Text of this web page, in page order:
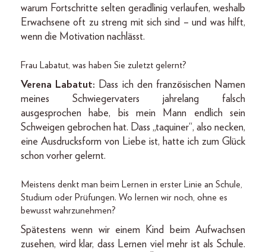
warum Fortschritte selten geradlinig verlaufen, weshalb
Erwachsene oft zu streng mit sich sind – und was hilft,
wenn die Motivation nachlässt.
Frau Labatut, was haben Sie zuletzt gelernt?
Verena Labatut: Dass ich den französischen Namen
meines Schwiegervaters jahrelang falsch
ausgesprochen habe, bis mein Mann endlich sein
Schweigen gebrochen hat. Dass „taquiner“, also necken,
eine Ausdrucksform von Liebe ist, hatte ich zum Glück
schon vorher gelernt.
Meistens denkt man beim Lernen in erster Linie an Schule,
Studium oder Prüfungen. Wo lernen wir noch, ohne es
bewusst wahrzunehmen?
Spätestens wenn wir einem Kind beim Aufwachsen
zusehen, wird klar, dass Lernen viel mehr ist als Schule.